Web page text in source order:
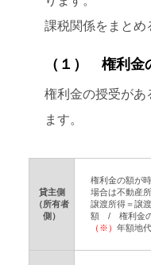
課税関係をまとめ
（１） 権利金
権利金の授受があ
ます。
貸主側
（所有者
側）
権利金の額が
場合は不動産
譲渡所得＝譲
額 / 権利金の
（※） 年額地